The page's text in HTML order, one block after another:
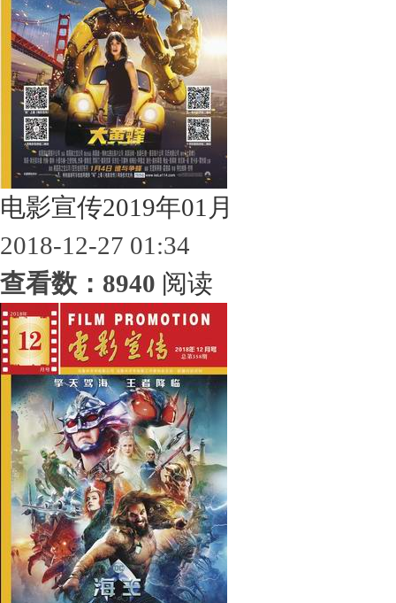
电影宣传2019年01月
2018-12-27 01:34
查看数：8940 阅读